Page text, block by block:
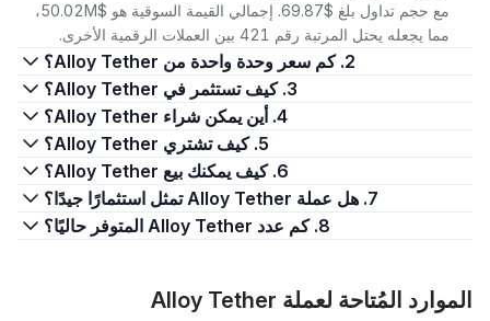
مع حجم تداول بلغ $69.87. إجمالي القيمة السوقية هو $50.02M،
مما يجعله يحتل المرتبة رقم 421 بين العملات الرقمية الأخرى.
2. كم سعر وحدة واحدة من Alloy Tether؟
3. كيف تستثمر في Alloy Tether؟
4. أين يمكن شراء Alloy Tether؟
5. كيف تشتري Alloy Tether؟
6. كيف يمكنك بيع Alloy Tether؟
7. هل عملة Alloy Tether تمثل استثمارًا جيدًا؟
8. كم عدد Alloy Tether المتوفر حاليًا؟
الموارد المُتاحة لعملة Alloy Tether